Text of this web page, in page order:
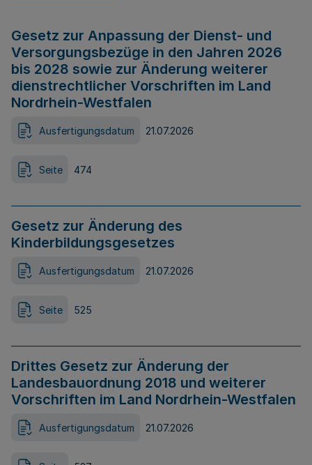
Gesetz zur Anpassung der Dienst- und
Versorgungsbezüge in den Jahren 2026
bis 2028 sowie zur Änderung weiterer
dienstrechtlicher Vorschriften im Land
Nordrhein-Westfalen
Ausfertigungsdatum 21.07.2026
Seite 474
Gesetz zur Änderung des
Kinderbildungsgesetzes
Ausfertigungsdatum 21.07.2026
Seite 525
Drittes Gesetz zur Änderung der
Landesbauordnung 2018 und weiterer
Vorschriften im Land Nordrhein-Westfalen
Ausfertigungsdatum 21.07.2026